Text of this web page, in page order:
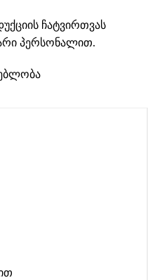
ჩატვირთვას
პერსონალით.